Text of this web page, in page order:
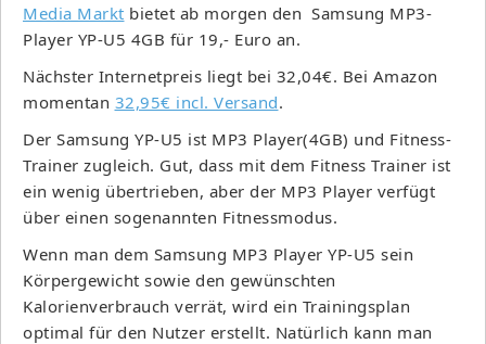
Media Markt bietet ab morgen den Samsung MP3-
Player YP-U5 4GB für 19,- Euro an.
Nächster Internetpreis liegt bei 32,04€. Bei Amazon
momentan 32,95€ incl. Versand.
Der Samsung YP-U5 ist MP3 Player(4GB) und Fitness-
Trainer zugleich. Gut, dass mit dem Fitness Trainer ist
ein wenig übertrieben, aber der MP3 Player verfügt
über einen sogenannten Fitnessmodus.
Wenn man dem Samsung MP3 Player YP-U5 sein
Körpergewicht sowie den gewünschten
Kalorienverbrauch verrät, wird ein Trainingsplan
optimal für den Nutzer erstellt. Natürlich kann man